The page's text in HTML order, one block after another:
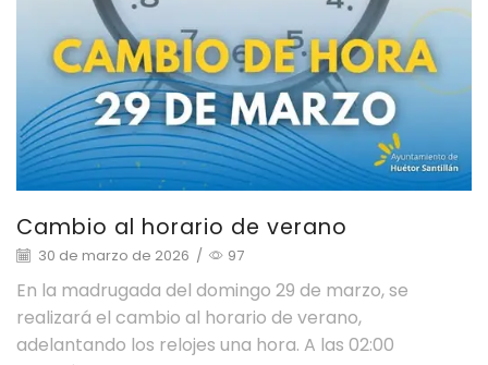
Cambio al horario de verano
30 de marzo de 2026 / 97
En la madrugada del domingo 29 de marzo, se
realizará el cambio al horario de verano,
adelantando los relojes una hora. A las 02:00